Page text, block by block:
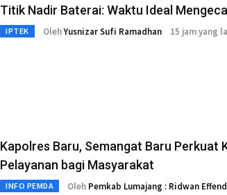
Titik Nadir Baterai: Waktu Ideal
IPTEK OlehYusnizar Sufi Ramadhan 15 jam yang
Kapolres Baru, Semangat Baru Perkuat
Pelayanan bagi Masyarakat
INFO PEMDA Oleh Pemkab Lumajang : Ridwan